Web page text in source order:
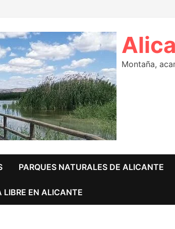
Montaña,
PARQUES NATURALES DE ALICANTE
EN ALICANTE